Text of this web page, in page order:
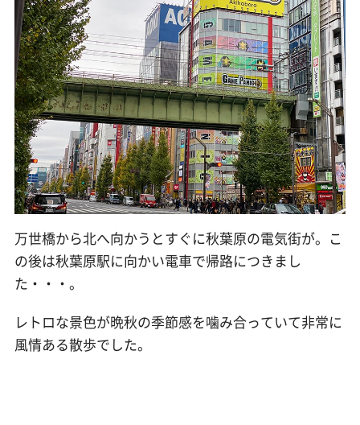
万世橋から北へ向かうとすぐに秋葉原の電気街が。こ
の後は秋葉原駅に向かい電車で帰路につきまし
た・・・。
レトロな景色が晩秋の季節感を噛み合っていて非常に
風情ある散歩でした。